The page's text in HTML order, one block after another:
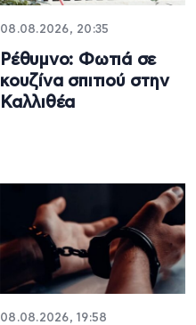
08.08.2026, 20:35
Ρέθυμνο: Φωτιά σε
κουζίνα σπιτιού στην
Καλλιθέα
08.08.2026, 19:58